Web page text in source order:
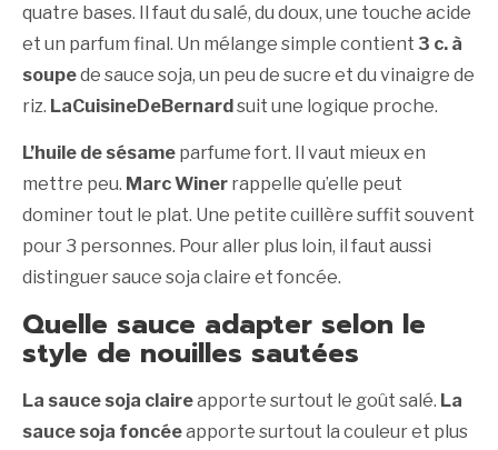
quatre bases. Il faut du salé, du doux, une touche acide
et un parfum final. Un mélange simple contient 3 c. à
soupede sauce soja, un peu de sucre et du vinaigre de
riz. LaCuisineDeBernardsuit une logique proche.
L’huile de sésame parfume fort. Il vaut mieux en
mettre peu. Marc Winer rappelle qu’elle peut
dominer tout le plat. Une petite cuillère suffit souvent
pour 3 personnes. Pour aller plus loin, il faut aussi
distinguer sauce soja claire et foncée.
Quelle sauce adapter selon le
style de nouilles sautées
La sauce soja claireapporte surtout le goût salé. La
sauce soja foncéeapporte surtout la couleur et plus